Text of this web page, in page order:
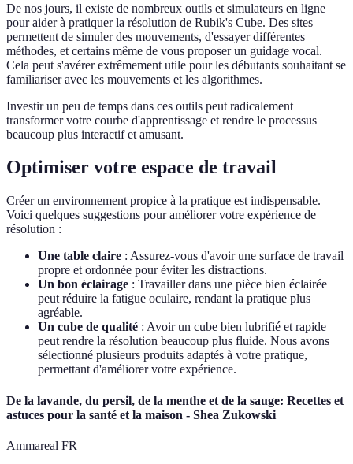
De nos jours, il existe de nombreux outils et simulateurs en ligne
pour aider à pratiquer la résolution de Rubik's Cube. Des sites
permettent de simuler des mouvements, d'essayer différentes
méthodes, et certains même de vous proposer un guidage vocal.
Cela peut s'avérer extrêmement utile pour les débutants souhaitant se
familiariser avec les mouvements et les algorithmes.
Investir un peu de temps dans ces outils peut radicalement
transformer votre courbe d'apprentissage et rendre le processus
beaucoup plus interactif et amusant.
Optimiser votre espace de travail
Créer un environnement propice à la pratique est indispensable.
Voici quelques suggestions pour améliorer votre expérience de
résolution :
Une table claire : Assurez-vous d'avoir une surface de travail
propre et ordonnée pour éviter les distractions.
Un bon éclairage : Travailler dans une pièce bien éclairée
peut réduire la fatigue oculaire, rendant la pratique plus
agréable.
Un cube de qualité : Avoir un cube bien lubrifié et rapide
peut rendre la résolution beaucoup plus fluide. Nous avons
sélectionné plusieurs produits adaptés à votre pratique,
permettant d'améliorer votre expérience.
De la lavande, du persil, de la menthe et de la sauge: Recettes et
astuces pour la santé et la maison - Shea Zukowski
Ammareal FR